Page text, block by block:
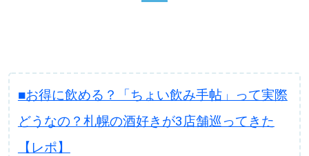
■お得に飲める？「ちょい飲み手帖」って実際
どうなの？札幌の酒好きが3店舗巡ってきた
【レポ】